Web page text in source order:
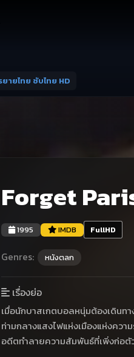
ายไทย ซับไทย HD
Forget
1995 IMDB FullHD
Genres: หนังตลก
เรื่องย่อ
เมื่อนักบาสเกตบอลหนุ่มต้องเดินท
ท่ามกลางแสงไฟแห่งเมืองแห่งคว
อดีตทำลายความสัมพันธ์ที่เพิ่งก่อตั